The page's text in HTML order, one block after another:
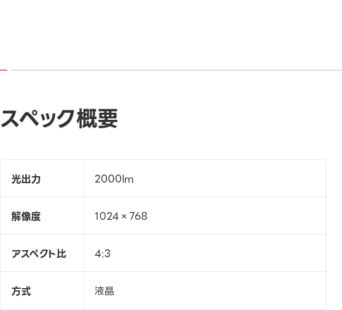
スペック概要
光出力 2000lm
解像度 1024×768
アスペクト比 4:3
方式 液晶